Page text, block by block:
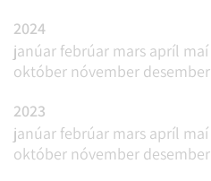
2024
janúar febrúar mars apríl maí
október nóvember desember
2023
janúar febrúar mars apríl maí
október nóvember desember